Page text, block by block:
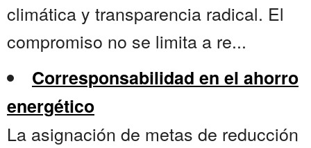
climática y transparencia radical. El
compromiso no se limita a re...
Corresponsabilidad en el ahorro
energético
La asignación de metas de reducción